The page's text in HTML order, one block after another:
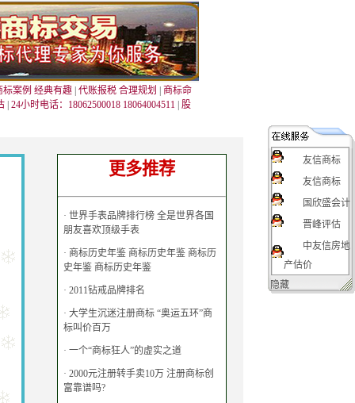
友信商标
友信商标
国欣盛会计
晋峰评估
中友信房地
产估价
隐藏
标案例 经典有趣 代账报税 合理规划
商标命
24小时电话：18062500018 18064004511 股
更多推荐
· 世界手表品牌排行榜 全是世界各国
朋友喜欢顶级手表
· 商标历史年鉴 商标历史年鉴 商标历
史年鉴 商标历史年鉴
· 2011钻戒品牌排名
· 大学生沉迷注册商标 “奥运五环”商
标叫价百万
· 一个“商标狂人”的虚实之道
· 2000元注册转手卖10万 注册商标创
富靠谱吗?